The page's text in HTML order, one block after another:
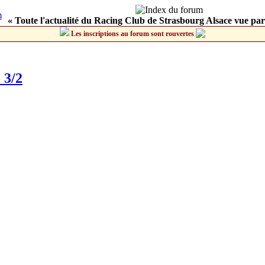
« Toute l'actualité du Racing Club de Strasbourg Alsace vue
Les inscriptions au forum sont rouvertes
3/2